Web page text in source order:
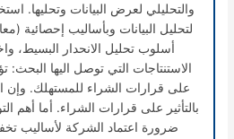
الاستنتاجات التي توصل اليها البحث:
على قرارات الشراء للمستهلك.
بالتأثير على قرارات الشراء. أما أهم
ضرورة اعتماد الشركة لأساليب